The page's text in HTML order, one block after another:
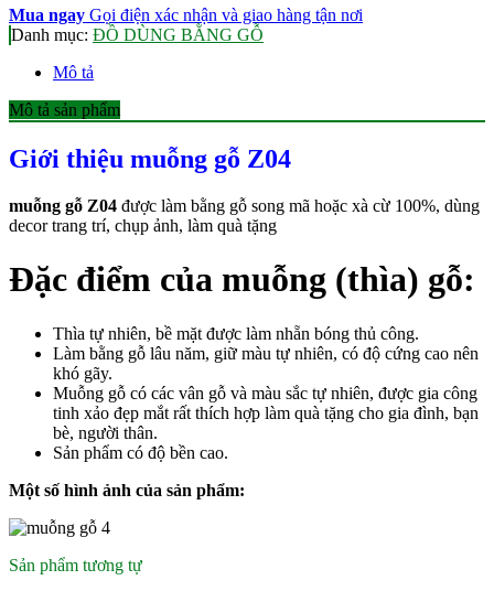
Mua ngay Gọi điện xác nhận và giao hàng tận nơi
Danh mục: ĐỒ DÙNG BẰNG GỖ
Mô tả
Mô tả sản phẩm
Giới thiệu muỗng gỗ Z04
muỗng gỗ Z04 được làm bằng gỗ song mã hoặc xà cừ 100%, dùng
decor trang trí, chụp ảnh, làm quà tặng
Đặc điểm của muỗng (thìa) gỗ:
Thìa tự nhiên, bề mặt được làm nhẵn bóng thủ công.
Làm bằng gỗ lâu năm, giữ màu tự nhiên, có độ cứng cao nên
khó gãy.
Muỗng gỗ có các vân gỗ và màu sắc tự nhiên, được gia công
tinh xảo đẹp mắt rất thích hợp làm quà tặng cho gia đình, bạn
bè, người thân.
Sản phẩm có độ bền cao.
Một số hình ảnh của sản phẩm:
Sản phẩm tương tự